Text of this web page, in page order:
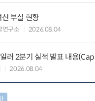
부실 현황
연구소 2026.08.04
러 2분기 실적 발표 내용
2026.08.04